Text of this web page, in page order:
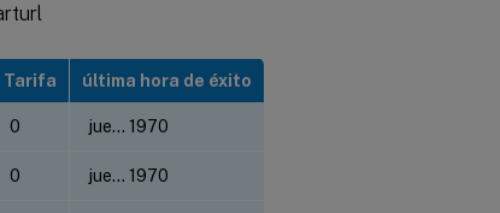
Tarifa última hora de éxito
0 jue… 1970
0 jue… 1970